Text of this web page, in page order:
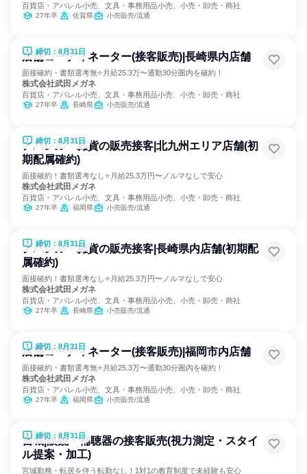
百貨店・アパレル小売、文具・事務用品小売、小売・卸売・商社
27年卒 佐賀県 小売販売/流通
締切：8月31日
店舗コーディネーター(接客販売)|長崎県内店舗
面接確約・書類選考無⭐月給25.3万〜通勤30分圏内を確約！
株式会社武田メガネ
百貨店・アパレル小売、文具・事務用品小売、小売・卸売・商社
27年卒 長崎県 小売販売/流通
締切：8月31日
アパレル・雑貨の販売接客|北九州エリア店舗(初
期配属確約)
面接確約！書類選考なし⭐月給25.3万円〜ノルマなしで安心
株式会社武田メガネ
百貨店・アパレル小売、文具・事務用品小売、小売・卸売・商社
27年卒 福岡県 小売販売/流通
締切：8月31日
アパレル・雑貨の販売接客|長崎県内店舗(初期配
属確約)
面接確約！書類選考なし⭐月給25.3万円〜ノルマなしで安心
株式会社武田メガネ
百貨店・アパレル小売、文具・事務用品小売、小売・卸売・商社
27年卒 長崎県 小売販売/流通
締切：8月31日
店舗コーディネーター(接客販売)|福岡市内店舗
面接確約・書類選考無⭐月給25.3万〜通勤30分圏内を確約！
株式会社武田メガネ
百貨店・アパレル小売、文具・事務用品小売、小売・卸売・商社
27年卒 福岡県 小売販売/流通
締切：8月31日
宮城|眼鏡・補聴器の接客販売(視力測定・スタイ
ル提案・加工)
宮城勤務・転居を伴う転勤なし！1対1の教育制度で未経験も安心